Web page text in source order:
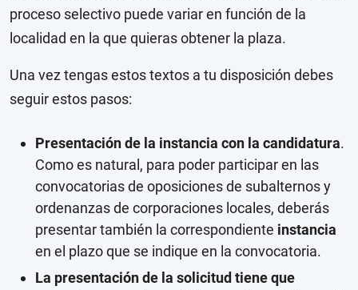
proceso selectivo puede variar en función de la
localidad en la que quieras obtener la plaza.
Una vez tengas estos textos a tu disposición debes
seguir estos pasos:
Presentación de la instancia con la candidatura.
Como es natural, para poder participar en las
convocatorias de oposiciones de subalternos y
ordenanzas de corporaciones locales, deberás
presentar también la correspondiente instancia
en el plazo que se indique en la convocatoria.
La presentación de la solicitud tiene que